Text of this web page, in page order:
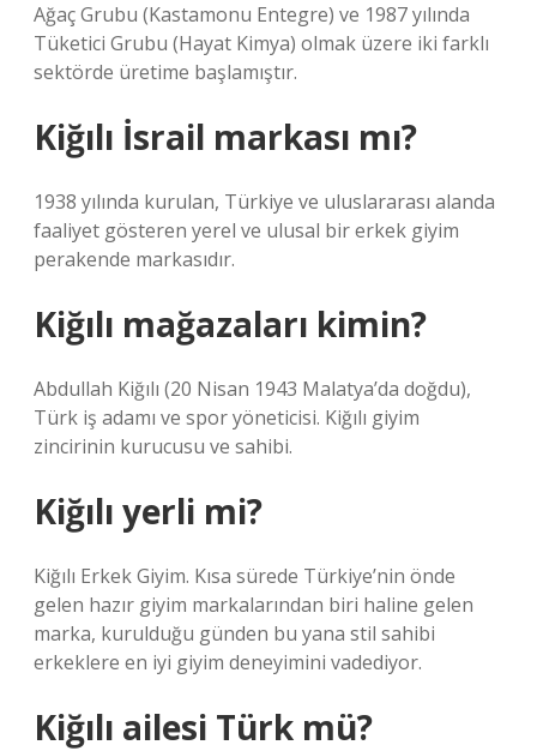
Ağaç Grubu (Kastamonu Entegre) ve 1987 yılında
Tüketici Grubu (Hayat Kimya) olmak üzere iki farklı
sektörde üretime başlamıştır.
Kiğılı İsrail markası mı?
1938 yılında kurulan, Türkiye ve uluslararası alanda
faaliyet gösteren yerel ve ulusal bir erkek giyim
perakende markasıdır.
Kiğılı mağazaları kimin?
Abdullah Kiğılı (20 Nisan 1943 Malatya’da doğdu),
Türk iş adamı ve spor yöneticisi. Kiğılı giyim
zincirinin kurucusu ve sahibi.
Kiğılı yerli mi?
Kiğılı Erkek Giyim. Kısa sürede Türkiye’nin önde
gelen hazır giyim markalarından biri haline gelen
marka, kurulduğu günden bu yana stil sahibi
erkeklere en iyi giyim deneyimini vadediyor.
Kiğılı ailesi Türk mü?